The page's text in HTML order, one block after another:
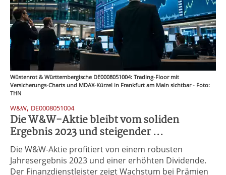
Wüstenrot & Württembergische DE0008051004: Trading-Floor mit
Versicherungs-Charts und MDAX-Kürzel in Frankfurt am Main sichtbar - Foto:
THN
W&W, DE0008051004
Die W&W-Aktie bleibt vom soliden
Ergebnis 2023 und steigender ...
Die W&W-Aktie profitiert von einem robusten
Jahresergebnis 2023 und einer erhöhten Dividende.
Der Finanzdienstleister zeigt Wachstum bei Prämien